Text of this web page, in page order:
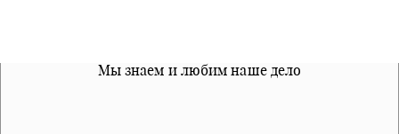
Мы знаем и любим наше дело
Все наши материалы гипоалергенны
Примерка перед покупкой